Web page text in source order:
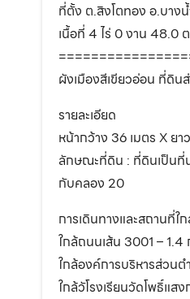
ที่ตั้ง ต.สิงโตทอง อ.บางน้
เนื้อที่ 4 ไร่ 0 งาน 48.0
ผังเมืองสีเขียวอ่อน ที่ดิน
รายละเอียด
หน้ากว้าง 36 เมตร X ยา
ลักษณะที่ดิน : ที่ดินเป็นที่น
กับคลอง 20
การเดินทางและสถานที่ใ
ใกล้ถนนเส้น 3001 – 1.4
ใกล้องค์การบริหารส่วน
ใกล้วัโรงเรียนวัดโพธิ์แ